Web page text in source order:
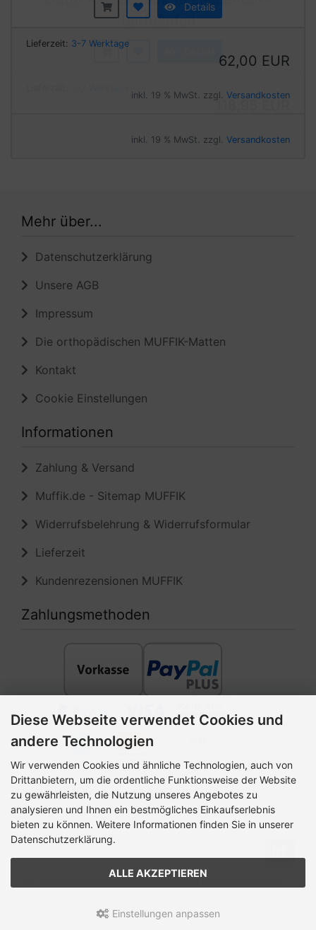
Details
Lieferzeit: 3-7 Werktage
62,00 EUR
inkl. 19 % MwSt. zzgl. Versandkosten
Datenschutzerklärung
Zahlung & Versand
Newsletter-Anmeldung
E-Mail-Adresse:
Der Newsletter kann jederzeit hier oder in Ihrem Kundenkonto
ified eCommerce Shopsoftware © 2009-2026
Diese Webseite verwendet Cookies und
andere Technologien
Wir verwenden Cookies und ähnliche Technologien, auch von
Drittanbietern, um die ordentliche Funktionsweise der Website
zu gewährleisten, die Nutzung unseres Angebotes zu
analysieren und Ihnen ein bestmögliches Einkaufserlebnis
bieten zu können. Weitere Informationen finden Sie in unserer
Datenschutzerklärung.
ALLE AKZEPTIEREN
Einstellungen anpassen